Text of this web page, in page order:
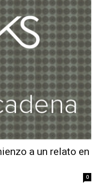
a un relato en
0